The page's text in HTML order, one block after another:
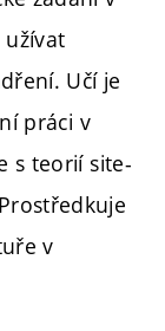
Učí je
práci v
s teorií site-
v